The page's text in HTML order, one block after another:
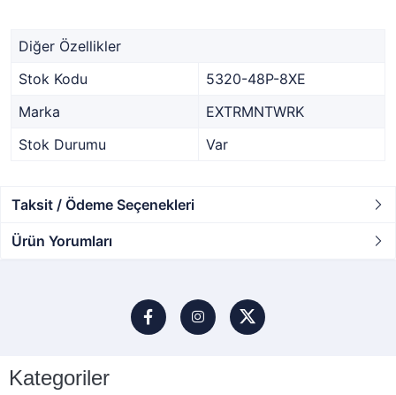
Diğer Özellikler
Stok Kodu
5320-48P-8XE
Marka
EXTRMNTWRK
Stok Durumu
Var
Taksit / Ödeme Seçenekleri
Ürün Yorumları
Kategoriler